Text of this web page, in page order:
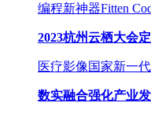
编程新神器Fitten
2023杭州云栖大会
医疗影像国家新一
数实融合强化产业